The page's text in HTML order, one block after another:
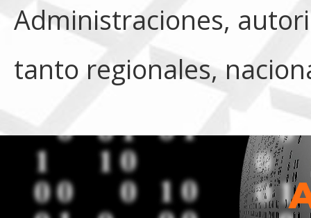
Administraciones,
tanto regionales,